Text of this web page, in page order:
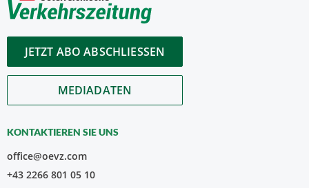
JETZT ABO ABSCHLIESSEN
MEDIADATEN
KONTAKTIEREN SIE UNS
office@oevz.com
+43 2266 801 05 10